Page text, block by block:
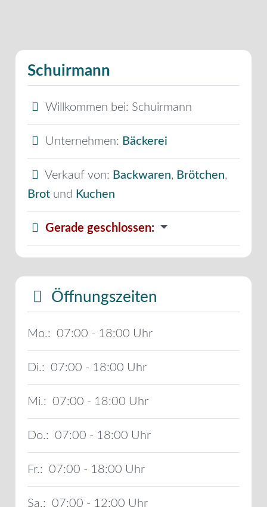
Schuirmann
Willkommen bei: Schuirmann
Unternehmen: Bäckerei
Verkauf von: Backwaren, Brötchen,
Brot und Kuchen
Gerade geschlossen:
Öffnungszeiten
Mo.: 07:00 - 18:00
Di.: 07:00 - 18:00
Mi.: 07:00 - 18:00
Do.: 07:00 - 18:00
Fr.: 07:00 - 18:00
Sa.: 07:00 - 12:00